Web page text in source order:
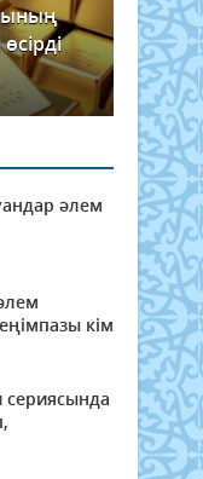
әлем
кім
сериясында